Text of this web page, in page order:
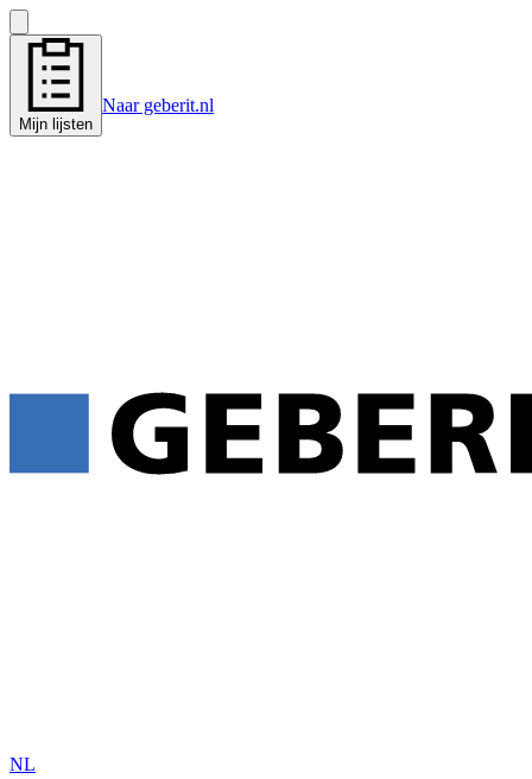
Mijn lijsten
Naar geberit.nl
NL